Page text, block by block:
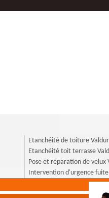
Etanchéité de toiture
Etanchéité toit terrasse
Pose et réparation de velux
Intervention d'urgence